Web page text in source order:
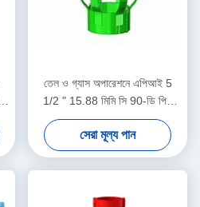
তেল ও গ্যাস অপারেশনে এপিআই 5
1/2 " 15.88 মিমি সি 90-ডি পিই
তেলক্ষেত্র কেন্দ্রীয়
সেরা মূল্য পান